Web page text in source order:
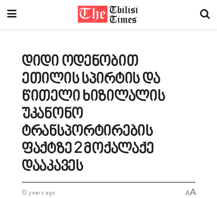
დიდი ოდენობით
ეთილის სპირტის და
წითელი ხიზილალის
უკანონო
ტრანსპორტირების
ფაქტზე 2 მოქალაქე
დააკავეს
13 years ago AA